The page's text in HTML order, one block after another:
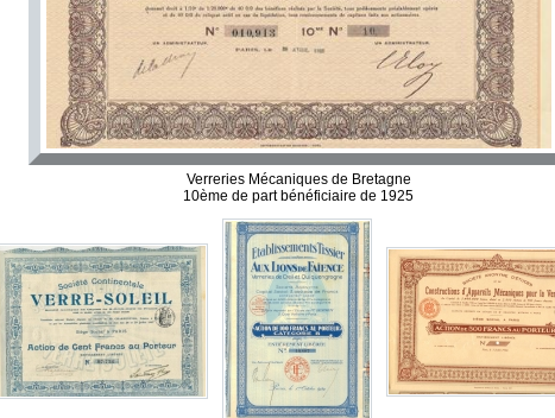
Verreries Mécaniques de Bretagne
10ème de part bénéficiaire de 1925